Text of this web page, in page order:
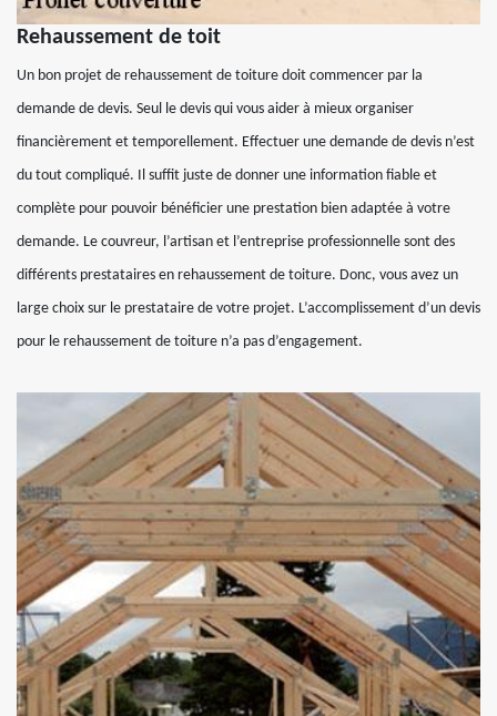
Rehaussement de toit
Un bon projet de rehaussement de toiture doit commencer par la
demande de devis. Seul le devis qui vous aider à mieux organiser
financièrement et temporellement. Effectuer une demande de devis n’est
du tout compliqué. Il suffit juste de donner une information fiable et
complète pour pouvoir bénéficier une prestation bien adaptée à votre
demande. Le couvreur, l’artisan et l’entreprise professionnelle sont des
différents prestataires en rehaussement de toiture. Donc, vous avez un
large choix sur le prestataire de votre projet. L’accomplissement d’un devis
pour le rehaussement de toiture n’a pas d’engagement.